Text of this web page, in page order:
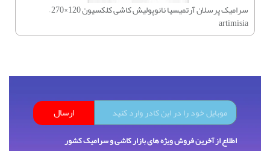
سرامیک پرسلان آرتمیسیا نانوپولیش کاشی کلکسیون 120×270 –
artimisia
ارسال
اطلاع از آخرین فروش ویژه های بازار کاشی و سرامیک کشور